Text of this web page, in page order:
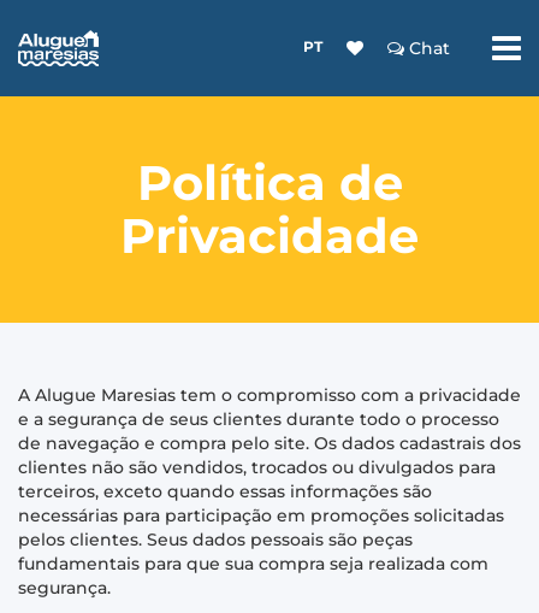
PT Chat
Política de
Privacidade
A Alugue Maresias tem o compromisso com a privacidade
e a segurança de seus clientes durante todo o processo
de navegação e compra pelo site. Os dados cadastrais dos
clientes não são vendidos, trocados ou divulgados para
terceiros, exceto quando essas informações são
necessárias para participação em promoções solicitadas
pelos clientes. Seus dados pessoais são peças
fundamentais para que sua compra seja realizada com
segurança.